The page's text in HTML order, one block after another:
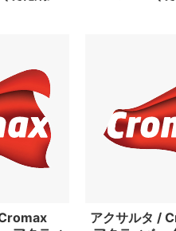
アクサルタ /